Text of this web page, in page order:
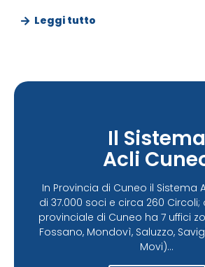
Leggi tutto
Il Sistema
Acli
In Provincia di Cuneo il Sistema
di 37.000 soci e circa 260 Circoli;
provinciale di Cuneo ha 7 uffici
Fossano, Mondovì, Saluzzo,
Movi)...